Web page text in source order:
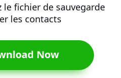
fichier de sauvegarde
les contacts
Now